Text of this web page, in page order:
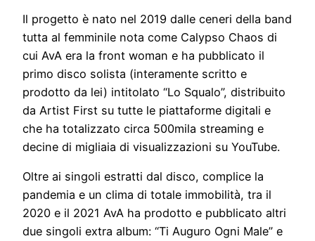
Il progetto è nato nel 2019 dalle ceneri della band
tutta al femminile nota come Calypso Chaos di
cui AvA era la front woman e ha pubblicato il
primo disco solista (interamente scritto e
prodotto da lei) intitolato “Lo Squalo”, distribuito
da Artist First su tutte le piattaforme digitali e
che ha totalizzato circa 500mila streaming e
decine di migliaia di visualizzazioni su YouTube.
Oltre ai singoli estratti dal disco, complice la
pandemia e un clima di totale immobilità, tra il
2020 e il 2021 AvA ha prodotto e pubblicato altri
due singoli extra album: “Ti Auguro Ogni Male” e